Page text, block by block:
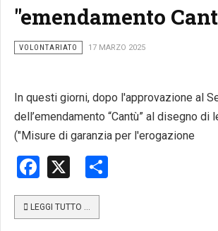
"emendamento
VOLONTARIATO 17 MARZO 2025
In questi giorni, dopo l'approvazione al
dell’emendamento “Cantù” al disegno di
("Misure di garanzia per l'erogazione
Facebook
LEGGI TUTTO …